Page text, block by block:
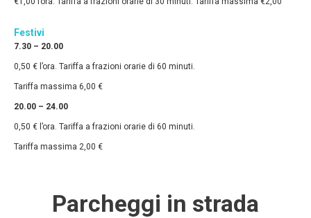
Festivi
7.30 – 20.00
0,50 € l’ora. Tariffa a frazioni orarie di 60 minuti.
Tariffa massima 6,00 €
20.00 – 24.00
0,50 € l’ora. Tariffa a frazioni orarie di 60 minuti.
Tariffa massima 2,00 €
Parcheggi in strada